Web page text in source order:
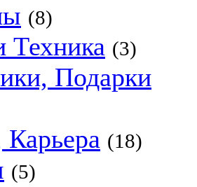
(8)
Техника (3)
Подарки
Карьера (18)
(5)